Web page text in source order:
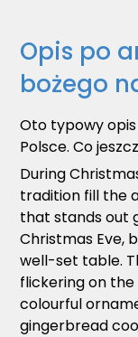
Opis po
bożego
Oto typowy
Polsce. Co
During
tradition fill the
that stands out
Christmas Eve,
well-set table.
flickering on
colourful
gingerbread